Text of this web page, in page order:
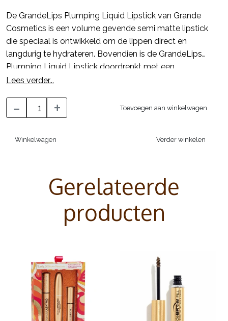
De GrandeLips Plumping Liquid Lipstick van Grande
Cosmetics is een volume gevende semi matte lipstick
die speciaal is ontwikkeld om de lippen direct en
langdurig te hydrateren. Bovendien is de GrandeLips
Plumping Liquid Lipstick doordrenkt met een
voedende cocktail van Volulip™ en hyaluronzuur voor
prikken of de lippen te irriteren. De kleur Vintage Rose is
een mooie oud roze tint met een semi matte finish.
Gebruiksaanwijzing:
oppervlak van de applicator. Breng een tot twee lagen
aan of totdat de gewenste look is bereikt.
Lees verder...
- + Toevoegen aan winkelwagen
Winkelwagen Verder winkelen
Gerelateerde
producten